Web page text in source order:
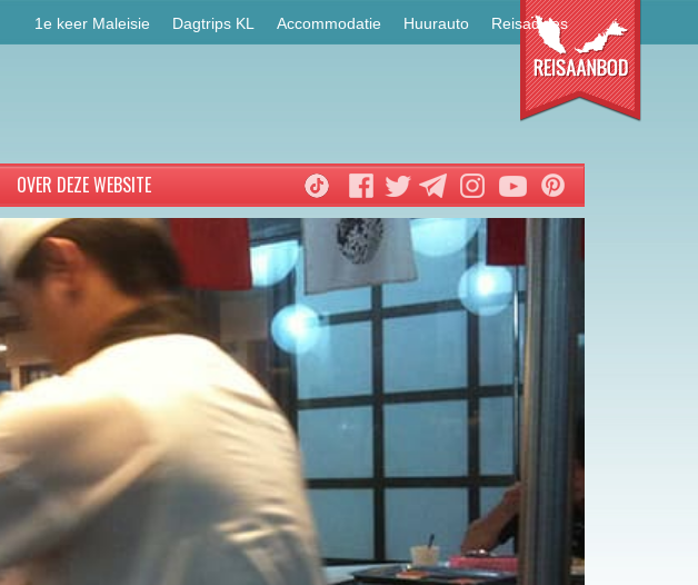
1e keer Maleisie Dagtrips KL Accommodatie Huurauto Reisadvies
OVER DEZE WEBSITE